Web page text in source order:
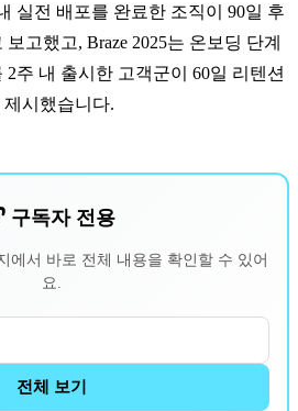
실전 배포를 완료한 조직이 90일 후
고했고, Braze 2025는 온보딩 단계
주 내 출시한 고객군이 60일 리텐션
시했습니다.
구독자 전용
에서 바로 전체 내용을 확인할 수 있어
요.
전체 보기